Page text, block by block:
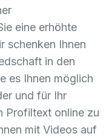
eine erhöhte
schenken Ihnen
in den
es Ihnen möglich
und für Ihr
Profiltext online zu
mit Videos auf